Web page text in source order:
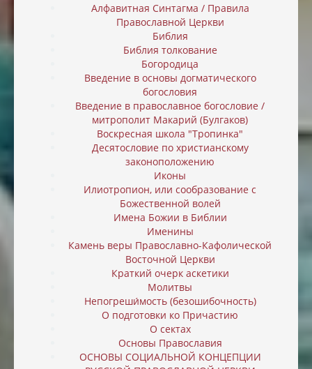
Алфавитная Синтагма / Правила
Православной Церкви
Библия
Библия толкование
Богородица
Введение в основы догматического
богословия
Введение в православное богословие /
митрополит Макарий (Булгаков)
Воскресная школа "Тропинка"
Десятословие по христианскому
законоположению
Иконы
Илиотропион, или cообразование с
Божественной волей
Имена Божии в Библии
Именины
Камень веры Православно-Кафолической
Восточной Церкви
Краткий очерк аскетики
Молитвы
Непогреши́мость (безошибочность)
О подготовки ко Причастию
О сектах
Основы Православия
ОСНОВЫ СОЦИАЛЬНОЙ КОНЦЕПЦИИ